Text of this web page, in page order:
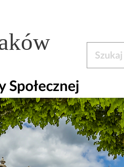
Społecznej